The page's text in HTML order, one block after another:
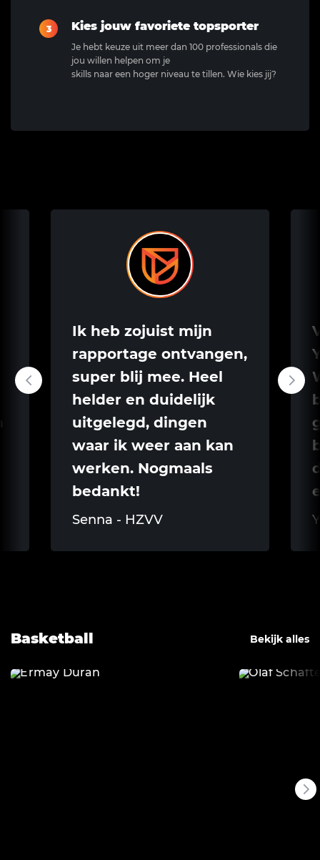
3 Kies jouw favoriete topsporter
Je hebt keuze uit meer dan 100 professionals die
jou willen helpen om je
skills naar een hoger niveau te tillen. Wie kies jij?
Ik heb zojuist mijn
rapportage ontvangen,
super blij mee. Heel
helder en duidelijk
uitgelegd, dingen
waar ik weer aan kan
werken. Nogmaals
bedankt!
Senna - HZVV
Basketball Bekijk alles